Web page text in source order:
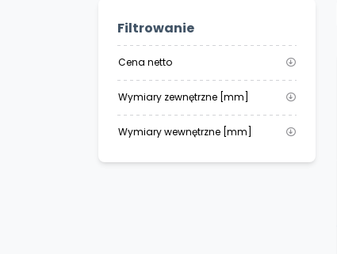
Filtrowanie
Cena netto
Wymiary zewnętrzne [mm]
Wymiary wewnętrzne [mm]